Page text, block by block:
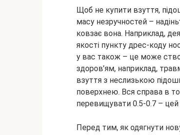
Щоб не купити взуття,
масу незручностей –
ковзає вона. Наприклад,
якості пункту дрес-коду
у вас також – це може
здоров’ям, наприклад,
взуття з неслизькою
поверхнею. Вся справа в
перевищувати 0.5-0.7 – цей
Перед тим, як одягнути